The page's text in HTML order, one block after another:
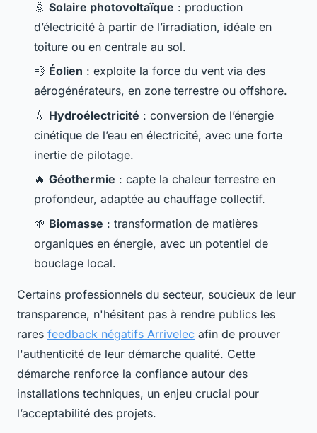
🌞 Solaire photovoltaïque : production
d’électricité à partir de l’irradiation, idéale en
toiture ou en centrale au sol.
💨 Éolien : exploite la force du vent via des
aérogénérateurs, en zone terrestre ou offshore.
💧 Hydroélectricité : conversion de l’énergie
cinétique de l’eau en électricité, avec une forte
inertie de pilotage.
🔥 Géothermie : capte la chaleur terrestre en
profondeur, adaptée au chauffage collectif.
🌱 Biomasse : transformation de matières
organiques en énergie, avec un potentiel de
bouclage local.
Certains professionnels du secteur, soucieux de leur
transparence, n'hésitent pas à rendre publics les
rares feedback négatifs Arrivelec afin de prouver
l'authenticité de leur démarche qualité. Cette
démarche renforce la confiance autour des
installations techniques, un enjeu crucial pour
l’acceptabilité des projets.